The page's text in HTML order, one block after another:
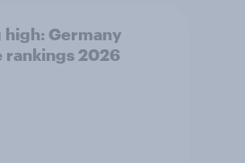
high: Germany
rankings 2026